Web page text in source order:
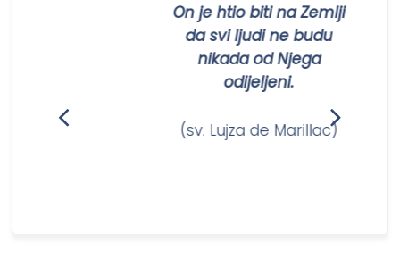
On je htio biti na Zemlji
da svi ljudi ne budu
nikada od Njega
odijeljeni.
(sv. Lujza de Marillac)